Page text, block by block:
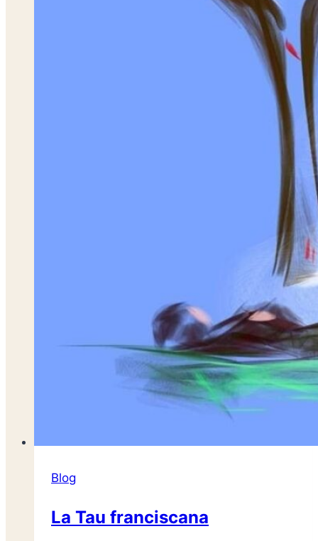
Blog
La Tau franciscana